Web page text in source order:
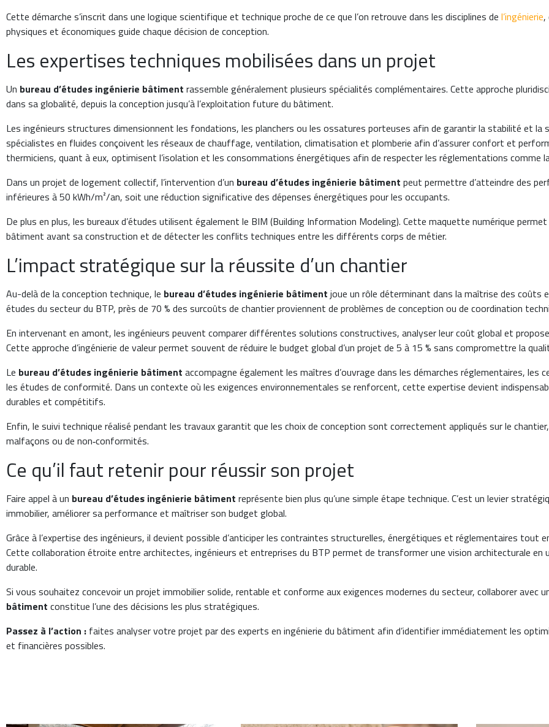
Cette démarche s’inscrit dans une logique scientifique et technique proche de ce que l’on retrouve dans les disciplines de l’ingénierie,
physiques et économiques guide chaque décision de conception.
Les expertises techniques mobilisées dans un projet
Un bureau d’études ingénierie bâtiment rassemble généralement plusieurs spécialités complémentaires. Cette approche
dans sa globalité, depuis la conception jusqu’à l’exploitation future du bâtiment.
Les ingénieurs structures dimensionnent les fondations, les planchers ou les ossatures porteuses afin de garantir la stabilité et la
spécialistes en fluides conçoivent les réseaux de chauffage, ventilation, climatisation et plomberie afin d’assurer confort et
thermiciens, quant à eux, optimisent l’isolation et les consommations énergétiques afin de respecter les réglementations comme
Dans un projet de logement collectif, l’intervention d’un bureau d’études ingénierie bâtiment peut permettre d’atteindre des
inférieures à 50 kWh/m²/an, soit une réduction significative des dépenses énergétiques pour les occupants.
De plus en plus, les bureaux d’études utilisent également le BIM (Building Information Modeling). Cette maquette numérique
bâtiment avant sa construction et de détecter les conflits techniques entre les différents corps de métier.
L’impact stratégique sur la réussite d’un chantier
Au-delà de la conception technique, le bureau d’études ingénierie bâtiment joue un rôle déterminant dans la maîtrise des coûts
études du secteur du BTP, près de 70 % des surcoûts de chantier proviennent de problèmes de conception ou de coordination
En intervenant en amont, les ingénieurs peuvent comparer différentes solutions constructives, analyser leur coût global et
Cette approche d’ingénierie de valeur permet souvent de réduire le budget global d’un projet de 5 à 15 % sans compromettre la
Le bureau d’études ingénierie bâtiment accompagne également les maîtres d’ouvrage dans les démarches réglementaires, les
les études de conformité. Dans un contexte où les exigences environnementales se renforcent, cette expertise devient
durables et compétitifs.
Enfin, le suivi technique réalisé pendant les travaux garantit que les choix de conception sont correctement appliqués sur le
malfaçons ou de non‑conformités.
Ce qu’il faut retenir pour réussir son projet
Faire appel à un bureau d’études ingénierie bâtiment représente bien plus qu’une simple étape technique. C’est un levier
immobilier, améliorer sa performance et maîtriser son budget global.
Grâce à l’expertise des ingénieurs, il devient possible d’anticiper les contraintes structurelles, énergétiques et réglementaires tout
Cette collaboration étroite entre architectes, ingénieurs et entreprises du BTP permet de transformer une vision architecturale
durable.
Si vous souhaitez concevoir un projet immobilier solide, rentable et conforme aux exigences modernes du secteur, collaborer avec
bâtiment constitue l’une des décisions les plus stratégiques.
Passez à l’action : faites analyser votre projet par des experts en ingénierie du bâtiment afin d’identifier immédiatement les
et financières possibles.